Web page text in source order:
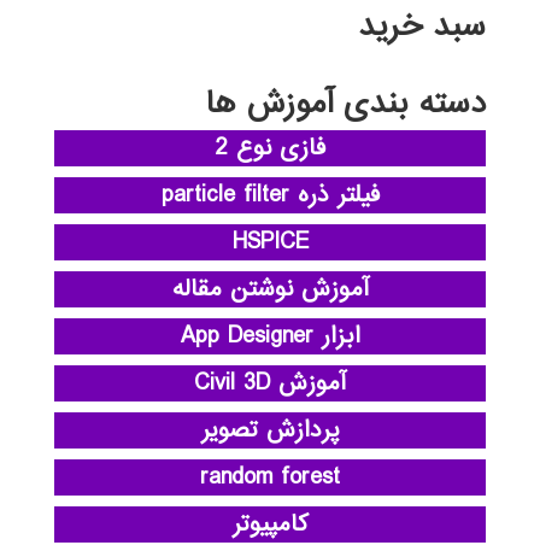
سبد خرید
دسته بندی آموزش ها
فازی نوع 2
فیلتر ذره particle filter
HSPICE
آموزش نوشتن مقاله
ابزار App Designer
آموزش Civil 3D
پردازش تصویر
random forest
کامپیوتر